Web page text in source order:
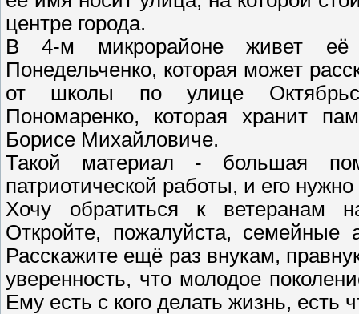
центре города.
В 4-м микрорайоне живет её
Понедельченко, которая может
от школы по улице
Пономаренко, которая хранит
Борисе Михайловиче.
Такой материал - большая
патриотической работы, и его
Хочу обратиться к ветеранам
Откройте, пожалуйста,
Расскажите ещё раз внукам,
уверенность, что молодое
Ему есть с кого делать жизнь, есть